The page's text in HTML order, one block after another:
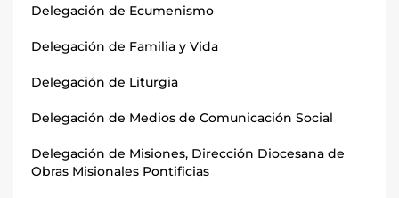
Delegación de Ecumenismo
Delegación de Familia y Vida
Delegación de Liturgia
Delegación de Medios de Comunicación Social
Delegación de Misiones, Dirección Diocesana de
Obras Misionales Pontificias